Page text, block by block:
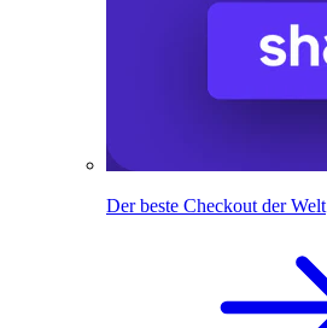
Der beste Checkout der Welt